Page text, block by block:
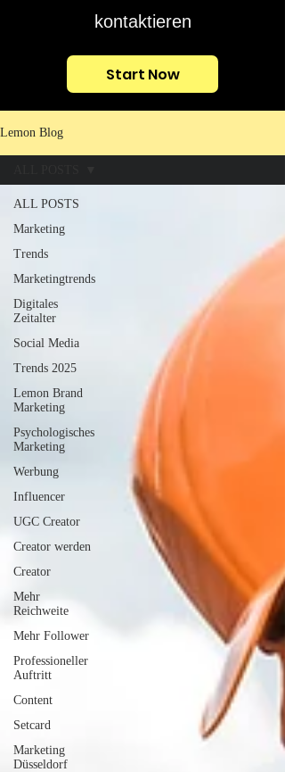
kontaktieren
Start Now
Lemon Blog
ALL POSTS
Marketing
Trends
Marketingtrends
Digitales
Zeitalter
Social Media
Trends 2025
Lemon Brand
Marketing
Psychologisches
Marketing
Werbung
Influencer
UGC Creator
Creator werden
Creator
Mehr
Reichweite
Mehr Follower
Professioneller
Auftritt
Content
Setcard
Marketing
Düsseldorf